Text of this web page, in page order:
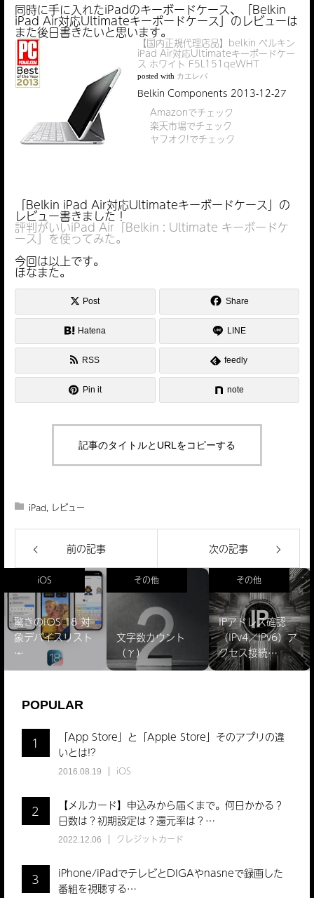
同時に手に入れたiPadのキーボードケース、「Belkin
iPad Air対応Ultimateキーボードケース」のレビューは
また後日書きたいと思います。
【国内正規代理店品】belkin ベルキン
iPad Air対応Ultimateキーボードケー
ス ホワイト F5L151qeWHT
posted with カエレバ
Belkin Components 2013-12-27
Amazonでチェック
楽天市場でチェック
ヤフオク!でチェック
「Belkin iPad Air対応Ultimateキーボードケース」の
レビュー書きました！
評判がいいiPad Air「Belkin : Ultimate キーボードケ
ース」を使ってみた。
今回は以上です。
ほなまた。
Post Share
Hatena LINE
RSS feedly
Pin it note
記事のタイトルとURLをコピーする
iPad, レビュー
前の記事 次の記事
iOS
驚きのiOS 18 対
象デバイスリスト
̵…
その他
文字数カウント
（γ）
その他
IPアドレス確認
（IPv4／IPv6）ア
クセス接続…
POPULAR
1
「App Store」と「Apple Store」そのアプリの違
いとは!?
2016.08.19 iOS
2
【メルカード】申込みから届くまで。何日かかる？
日数は？初期設定は？還元率は？…
2022.12.06 クレジットカード
3
iPhone/iPadでテレビとDIGAやnasneで録画した
番組を視聴する…